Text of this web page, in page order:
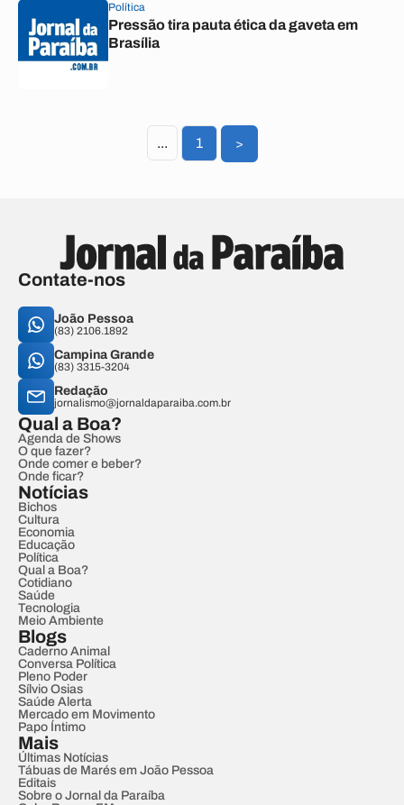
Política
Pressão tira pauta ética da gaveta em
Brasília
... 1 >
Contate-nos
João Pessoa
(83) 2106.1892
Campina Grande
(83) 3315-3204
Redação
jornalismo@jornaldaparaiba.com.br
Qual a Boa?
Agenda de Shows
O que fazer?
Onde comer e beber?
Onde ficar?
Notícias
Bichos
Cultura
Economia
Educação
Política
Qual a Boa?
Cotidiano
Saúde
Tecnologia
Meio Ambiente
Blogs
Caderno Animal
Conversa Política
Pleno Poder
Sílvio Osias
Saúde Alerta
Mercado em Movimento
Papo Íntimo
Mais
Últimas Notícias
Tábuas de Marés em João Pessoa
Editais
Sobre o Jornal da Paraíba